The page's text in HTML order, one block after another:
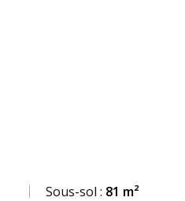
Sous-sol : 81 m²